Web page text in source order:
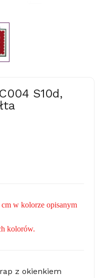
S10d,
w kolorze opisanym
kolorów.
z okienkiem